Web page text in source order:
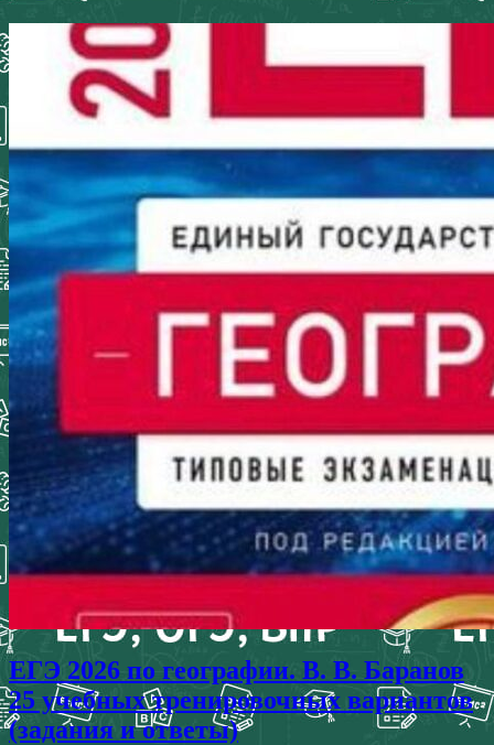
ЕГЭ 2026 по географии. В. В. Баранов
25 учебных тренировочных вариантов
(задания и ответы)